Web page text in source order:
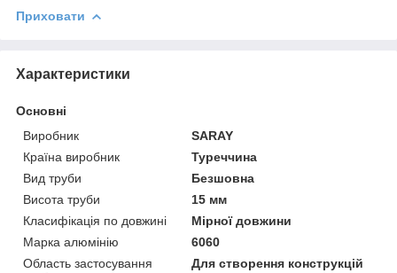
Приховати
Характеристики
Основні
Виробник
SARAY
Країна виробник
Туреччина
Вид труби
Безшовна
Висота труби
15 мм
Класифікація по довжині
Мірної довжини
Марка алюмінію
6060
Область застосування
Для створення конструкцій